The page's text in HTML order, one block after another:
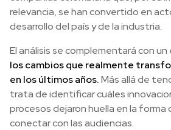
relevancia, se han convertido en
desarrollo del país y de la industria.
El análisis se complementará con
los cambios que realmente
en los últimos años.Más allá de
trata de identificar cuáles
procesos dejaron huella en la forma
conectar con las audiencias.